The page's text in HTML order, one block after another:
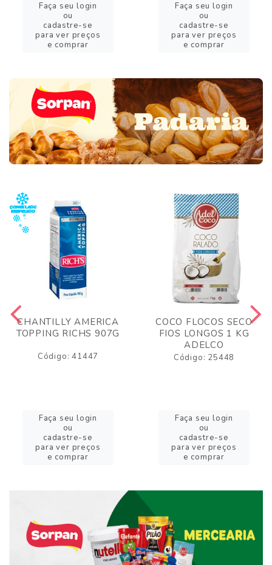
Faça seu login
ou
cadastre-se
para ver preços
e comprar
Faça seu login
ou
cadastre-se
para ver preços
e comprar
CHANTILLY AMERICA
TOPPING RICHS 907G
Código: 41447
Faça seu login
ou
cadastre-se
para ver preços
e comprar
COCO FLOCOS SECO
FIOS LONGOS 1 KG
ADELCO
Código: 25448
Faça seu login
ou
cadastre-se
para ver preços
e comprar